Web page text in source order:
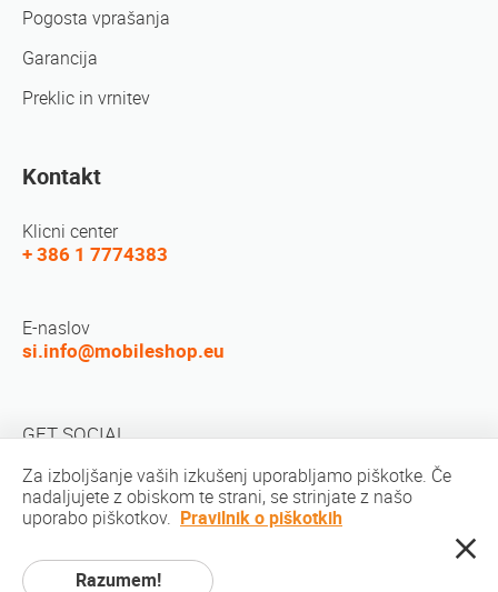
Pogosta vprašanja
Garancija
Preklic in vrnitev
Kontakt
Klicni center
+ 386 1 7774383
E-naslov
si.info@mobileshop.eu
GET SOCIAL
Za izboljšanje vaših izkušenj uporabljamo piškotke. Če
nadaljujete z obiskom te strani, se strinjate z našo
uporabo piškotkov. Pravilnik o piškotkih
Razumem!